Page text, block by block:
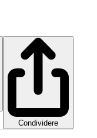
Condividere